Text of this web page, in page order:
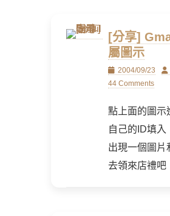
[分享]
屬圖示
Posted
on
2004/09/23
44 Comments
點上面的圖示
自己的ID填入
出現一個圖片
去領來店禮吧